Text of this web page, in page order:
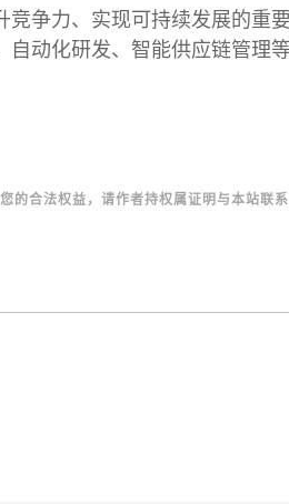
争力、实现可持续发展的重
动化研发、智能供应链管理
合法权益，请作者持权属证明与本站联系